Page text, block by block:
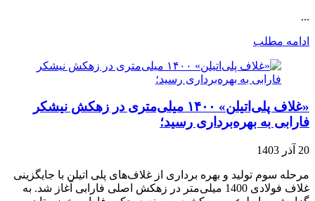
...
ادامه مطلب
«غلاف پلی‌اتیلن» ۱۴۰۰ میلی‌متری در زهکش نیشکر
فارابی به بهره‌برداری رسید؛
20 آذر 1403
مرحله سوم تولید و بهره برداری از غلاف‌های پلی اتیلن با جایگزینی
غلاف فولادی 1400 میلی‌متر در زهکش اصلی فارابی آغاز شد. به